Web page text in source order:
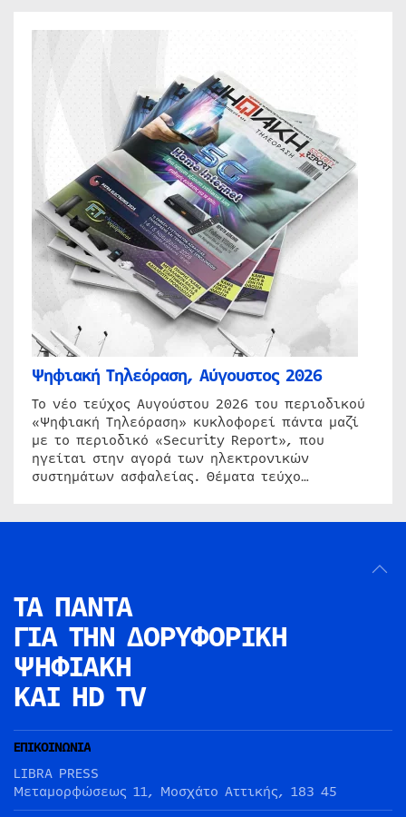
Ψηφιακή Τηλεόραση, Αύγουστος 2026
Το νέο τεύχος Αυγούστου 2026 του περιοδικού
«Ψηφιακή Τηλεόραση» κυκλοφορεί πάντα μαζί
με το περιοδικό «Security Report», που
ηγείται στην αγορά των ηλεκτρονικών
συστημάτων ασφαλείας. Θέματα τεύχο…
ΤΑ ΠΑΝΤΑ
ΓΙΑ ΤΗΝ ΔΟΡΥΦΟΡΙΚΗ
ΨΗΦΙΑΚΗ
ΚΑΙ HD TV
ΕΠΙΚΟΙΝΩΝΙΑ
LIBRA PRESS
Μεταμορφώσεως 11, Μοσχάτο Αττικής, 183 45